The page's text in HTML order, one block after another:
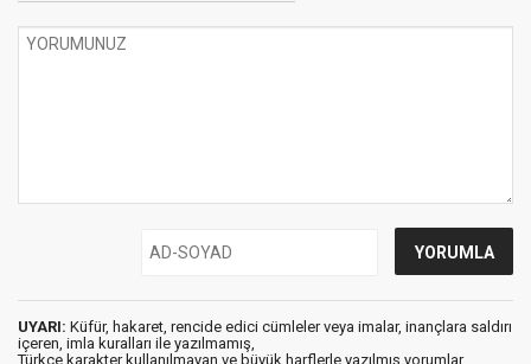
UYARI: Küfür, hakaret, rencide edici cümleler veya imalar, inançlara saldırı
içeren, imla kuralları ile yazılmamış,
Türkçe karakter kullanılmayan ve büyük harflerle yazılmış yorumlar